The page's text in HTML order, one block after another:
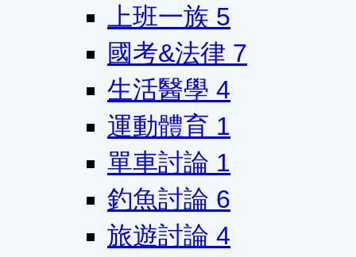
上班一族 5
國考&法律 7
生活醫學 4
運動體育 1
單車討論 1
釣魚討論 6
旅遊討論 4